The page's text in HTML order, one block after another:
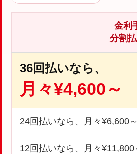
金利
分割
36回払いなら、
月々¥4,600～
24回払いなら、月々¥6,600～
12回払いなら、月々¥11,800